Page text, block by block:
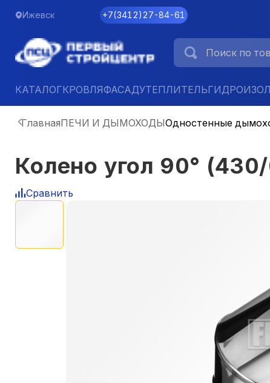
Ижевск +7(3412)27-84-61
КАТАЛОГКРОВЛЯФАСАДУТЕПЛИТЕЛЬ
ГлавнаяПЕЧИ И ДЫМОХОДЫОдностенные
Колено угол 90°
Сравнить